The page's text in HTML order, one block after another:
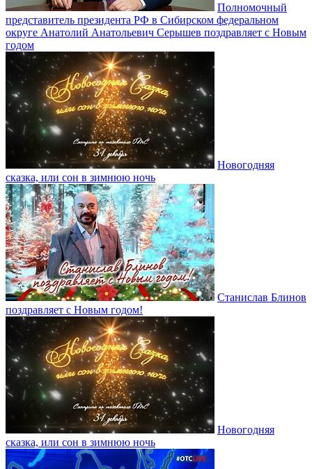
Полномочный
представитель президента РФ в Сибирском федеральном
округе Анатолий Анатольевич Серышев поздравляет с Новым
годом
Новогодняя
сказка, или сон в зимнюю ночь
Станислав Блинов
поздравляет с Новым годом!
Новогодняя
сказка, или сон в зимнюю ночь